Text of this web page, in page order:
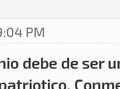
PM
debe de ser